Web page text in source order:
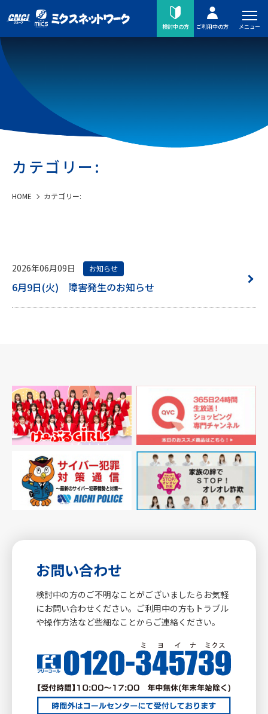
検討中の方 ご利用中の方 メニュー
カテゴリー:
HOME カテゴリー:
2026年06月09日 お知らせ
6月9日(火) 障害発生のお知らせ
お問い合わせ
検討中の方のご不明なことがございましたらお気軽
にお問い合わせください。ご利用中の方もトラブル
や操作方法など些細なことからご連絡ください。